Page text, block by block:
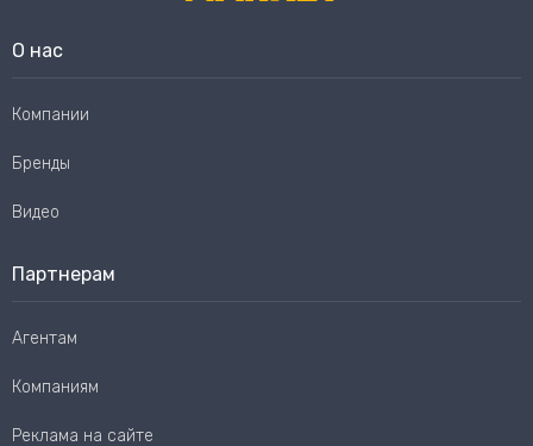
О нас
Компании
Бренды
Видео
Партнерам
Агентам
Компаниям
Реклама на сайте